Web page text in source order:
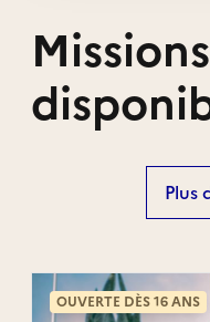
Plus
OUVERTE DÈS 16 ANS